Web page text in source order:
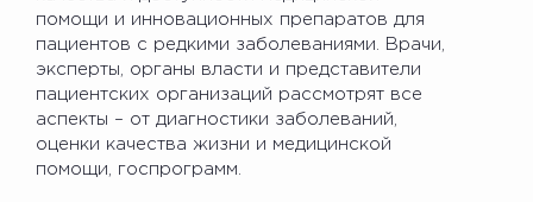
помощи и инновационных препаратов для
пациентов с редкими заболеваниями. Врачи,
эксперты, органы власти и представители
пациентских организаций рассмотрят все
аспекты – от диагностики заболеваний,
оценки качества жизни и медицинской
помощи, госпрограмм.